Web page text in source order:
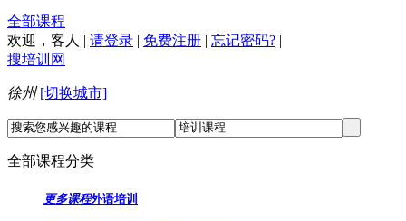
全部课程
欢迎， 客人 | 请登录 | 免费注册 | 忘记密码? |
搜培训网
徐州 [切换城市]
全部课程分类
更多课程外语培训